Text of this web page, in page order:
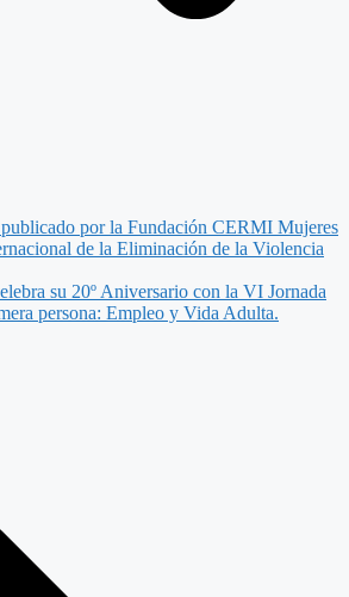
por la Fundación CERMI Mujeres
de la Eliminación de la Violencia
su 20º Aniversario con la VI Jornada
persona: Empleo y Vida Adulta.